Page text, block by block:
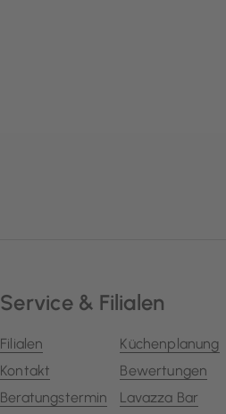
Service & Filialen
Filialen
Kontakt
Beratungstermin
Küchenplanung
Bewertungen
Lavazza Bar